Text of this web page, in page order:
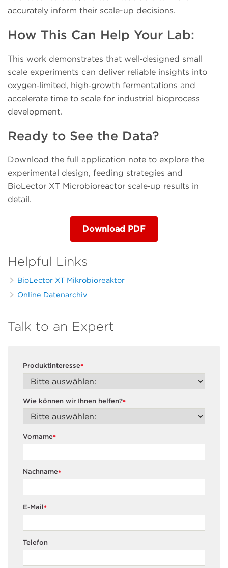
accurately inform their scale-up decisions.
How This Can Help Your Lab:
This work demonstrates that well‑designed small
scale experiments can deliver reliable insights into
oxygen‑limited, high‑growth fermentations and
accelerate time to scale for industrial bioprocess
development.
Ready to See the Data?
Download the full application note to explore the
experimental design, feeding strategies and
BioLector XT Microbioreactor scale‑up results in
detail.
Download PDF
Helpful Links
BioLector XT Mikrobioreaktor
Online Datenarchiv
Talk to an Expert
*
Produktinteresse
*
Wie können wir Ihnen helfen?
*
Vorname
*
Nachname
*
E-Mail
Telefon